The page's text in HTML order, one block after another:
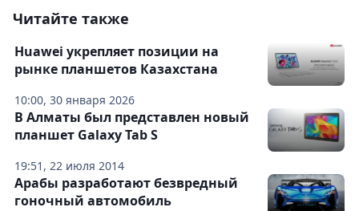
Читайте также
10:00, 30 января 2026
Huawei укрепляет позиции на
рынке планшетов Казахстана
19:51, 22 июля 2014
В Алматы был представлен новый
планшет Galaxy Tab S
Арабы разработают безвредный
гоночный автомобиль